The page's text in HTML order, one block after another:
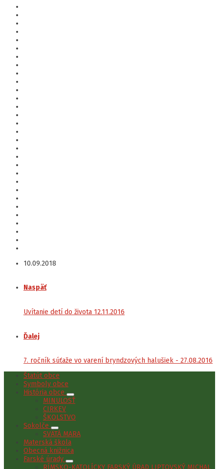
10.09.2018
Naspäť
Uvítanie detí do života 12.11.2016
Ďalej
7. ročník súťaže vo varení bryndzových halušiek - 27.08.2016
Štatút obce
Symboly obce
História obce
MINULOSŤ
CIRKEV
ŠKOLSTVO
Sokolče
SVÄTÁ MARA
Materská škola
Obecná knižnica
Farské úrady